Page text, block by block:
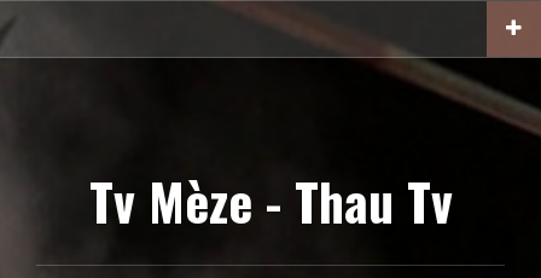
au
contenu
Tv Mèze - Thau Tv